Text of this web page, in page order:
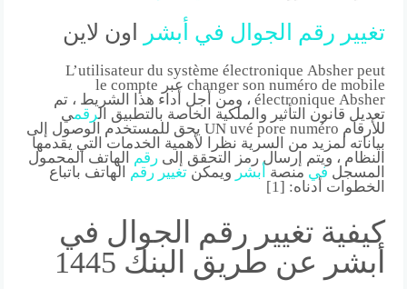
تغيير رقم الجوال في أبشر اون لاين
L’utilisateur du système électronique Absher peut
changer son numéro de mobile عبر le compte
électronique Absher ، ومن أجل أداء هذا الشريط ، تم
تعديل قانون التأثير والملكية الخاصة بالتطبيق الرقمي
للأرقام UN uvé pore numéro يحق للمستخدم الوصول إلى
بياناته لمزيد من السرية نظرا لأهمية الخدمات التي يقدمها
النظام ، ويتم إرسال رمز التحقق إلىرقم
الهاتف المحمول
المسجل في منصة أبشر ويمكنتغيير رقم
الهاتف باتباع
الخطوات أدناه: [1]
كيفية تغيير رقم الجوال في
أبشر عن طريق البنك 1445